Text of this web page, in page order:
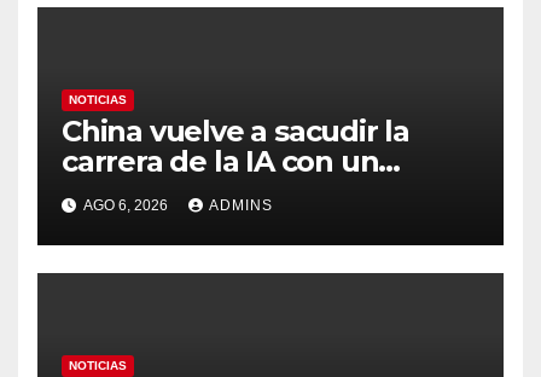
NOTICIAS
China vuelve a sacudir la
carrera de la IA con un
modelo capaz de trabajar
durante días sin intervención
humana
AGO 6, 2026 ADMINS
NOTICIAS